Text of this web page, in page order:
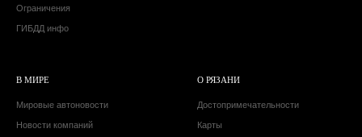
Ограничения
ГИБДД инфо
В МИРЕ
Мировые автоновости
Новости компаний
О РЯЗАНИ
Достопримечательности
Карты